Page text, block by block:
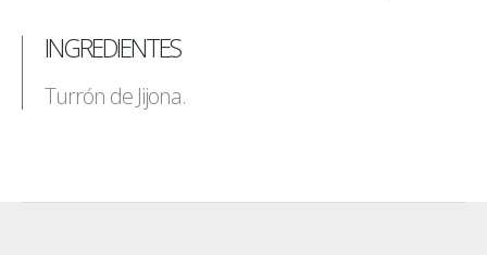
INGREDIENTES
Turrón de Jijona.